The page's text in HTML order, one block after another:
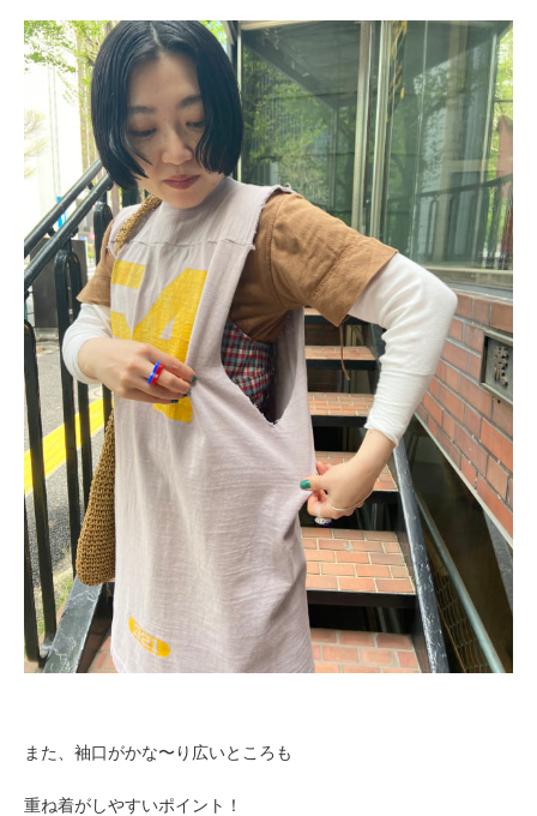
また、 袖口がかな〜り広いところも
重ね着がしやすいポイント！